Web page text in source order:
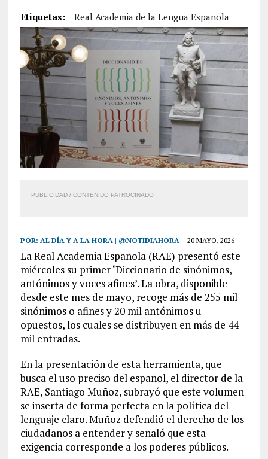
Etiquetas: Real Academia de la Lengua Española
PUBLICIDAD / CONTENIDO PATROCINADO
POR: AL DÍA Y A LA HORA | @NOTIDIAHORA 20 MAYO, 2026
La Real Academia Española (RAE) presentó este
miércoles su primer ‘Diccionario de sinónimos,
antónimos y voces afines’. La obra, disponible
desde este mes de mayo, recoge más de 255 mil
sinónimos o afines y 20 mil antónimos u
opuestos, los cuales se distribuyen en más de 44
mil entradas.
En la presentación de esta herramienta, que
busca el uso preciso del español, el director de la
RAE, Santiago Muñoz, subrayó que este volumen
se inserta de forma perfecta en la política del
lenguaje claro. Muñoz defendió el derecho de los
ciudadanos a entender y señaló que esta
exigencia corresponde a los poderes públicos.